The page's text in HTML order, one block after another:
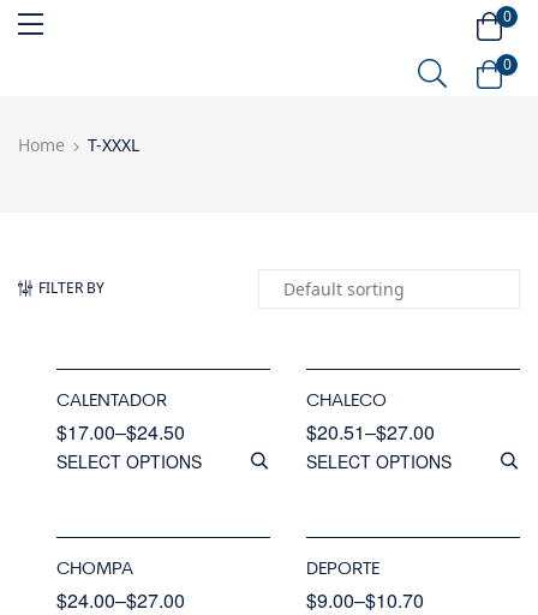
0
0
Home T-XXXL
FILTER BY
CALENTADOR
$17.00–$24.50
SELECT OPTIONS
CHALECO
$20.51–$27.00
SELECT OPTIONS
CHOMPA
$24.00–$27.00
DEPORTE
$9.00–$10.70